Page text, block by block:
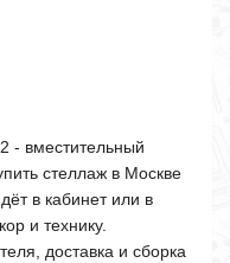
- вместительный
стеллаж в Москве
в кабинет или в
и технику.
доставка и сборка